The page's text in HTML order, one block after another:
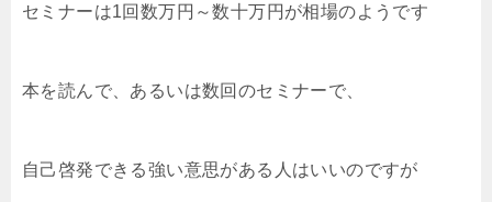
セミナーは1回数万円～数十万円が相場のようです
本を読んで、あるいは数回のセミナーで、
自己啓発できる強い意思がある人はいいのですが